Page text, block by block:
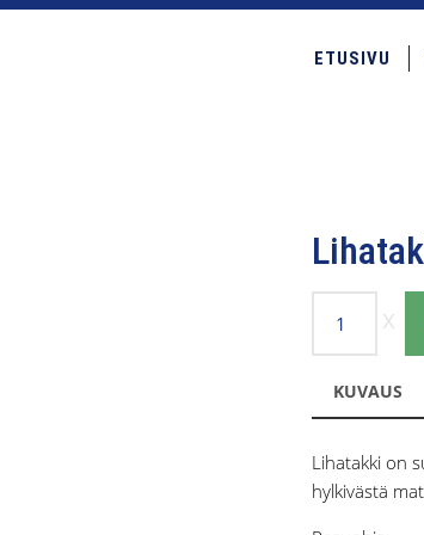
ETUSIVU
määrä
KUVAUS
Lihatakki on
hylkivästä